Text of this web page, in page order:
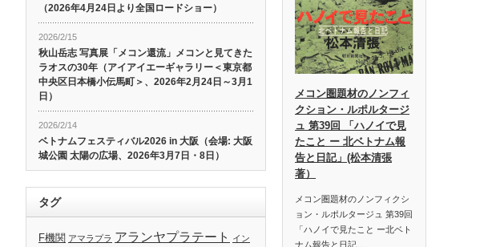
（2026年4月24日より全国ロードショー）
2026/2/15
秋山岳志 写真展「メコン還流」メコンと見てきた
ラオスの30年（アイアイエーギャラリー＜東京都
中央区日本橋小伝馬町＞、2026年2月24日～3月1
日）
2026/2/14
ベトナムフェスティバル2026 in 大阪（会場: 大阪
城公園 太陽の広場、2026年3月7日・8日）
タグ
F機関 アマラプラ アランヤプラテート
イン
メコン圏題材のノンフィ
クション・ルポルタージ
ュ 第39回 「ハノイで見
たこと ー 北ベトナム報
告と日記」(松本清張
著）
メコン圏題材のノンフィクシ
ョン・ルポルタージュ 第39回
「ハノイで見たこと ー北ベト
ナム報告と日記…